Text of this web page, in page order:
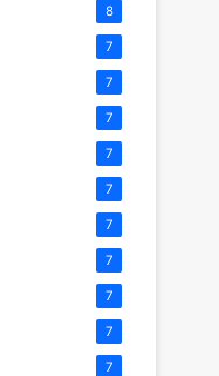
8
7
7
7
7
7
7
7
7
7
7